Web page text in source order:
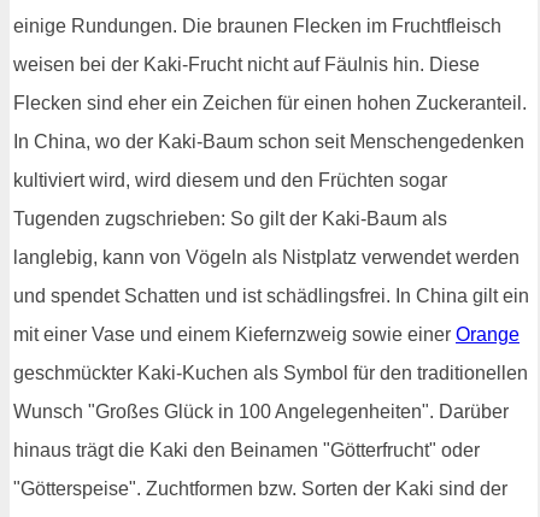
einige Rundungen. Die braunen Flecken im Fruchtfleisch
weisen bei der Kaki-Frucht nicht auf Fäulnis hin. Diese
Flecken sind eher ein Zeichen für einen hohen Zuckeranteil.
In China, wo der Kaki-Baum schon seit Menschengedenken
kultiviert wird, wird diesem und den Früchten sogar
Tugenden zugschrieben: So gilt der Kaki-Baum als
langlebig, kann von Vögeln als Nistplatz verwendet werden
und spendet Schatten und ist schädlingsfrei. In China gilt ein
mit einer Vase und einem Kiefernzweig sowie einer Orange
geschmückter Kaki-Kuchen als Symbol für den traditionellen
Wunsch "Großes Glück in 100 Angelegenheiten". Darüber
hinaus trägt die Kaki den Beinamen "Götterfrucht" oder
"Götterspeise". Zuchtformen bzw. Sorten der Kaki sind der